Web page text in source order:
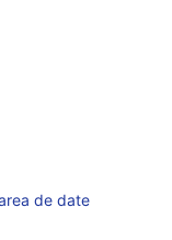
de date